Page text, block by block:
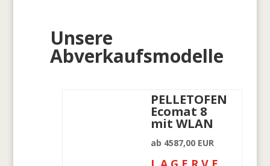
Unsere
Abverkaufsmodelle
PELLETOFEN
Ecomat 8
mit WLAN
ab 4587,00 EUR